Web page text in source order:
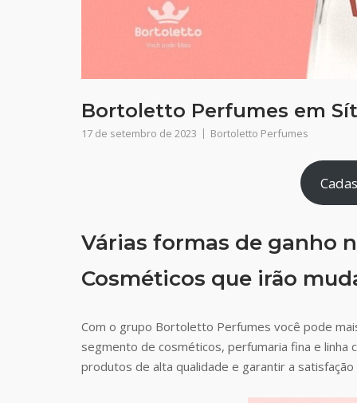
Bortoletto Perfumes em
17 de setembro de 2023 Bortoletto Perfumes
Várias formas de ganho
Cosméticos que irão
Com o grupo Bortoletto Perfumes você pode
segmento de cosméticos, perfumaria fina e
produtos de alta qualidade e garantir a